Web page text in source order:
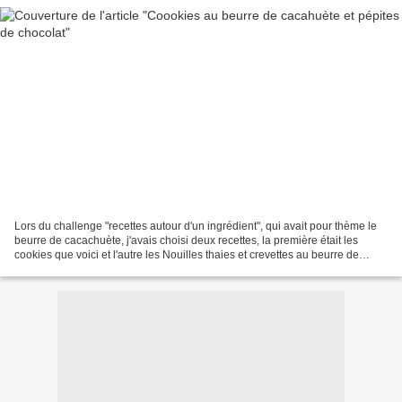
Lors du challenge "recettes autour d'un ingrédient", qui avait pour thème le
beurre de cacachuète, j'avais choisi deux recettes, la première était les
cookies que voici et l'autre les Nouilles thaies et crevettes au beurre de